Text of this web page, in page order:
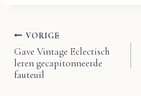
Bericht
navigatie
VORIGE
Gave Vintage Eclectisch
leren gecapitonneerde
fauteuil